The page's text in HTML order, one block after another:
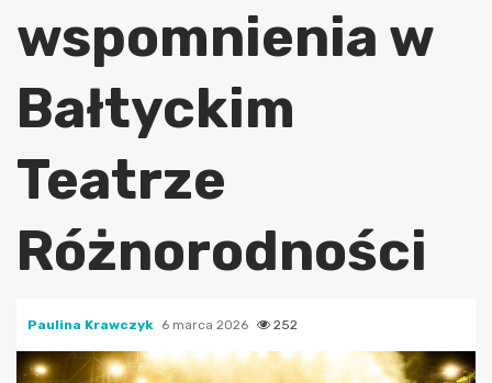
wspomnienia w
Bałtyckim
Teatrze
Różnorodności
Paulina Krawczyk 6 marca 2026 252